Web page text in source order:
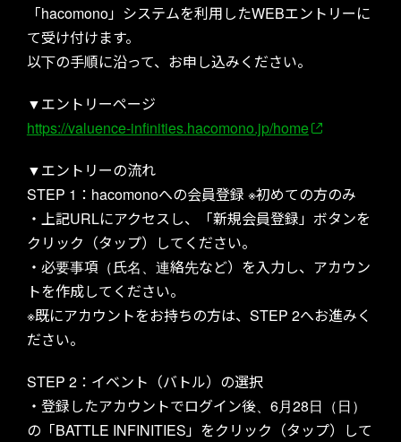
CONTACT
「hacomono」システムを利用したWEBエントリーに
て受け付けます。
以下の手順に沿って、お申し込みください。
▼エントリーページ
https://valuence-infinities.hacomono.jp/home
▼エントリーの流れ
STEP 1：hacomonoへの会員登録 ※初めての方のみ
・上記URLにアクセスし、「新規会員登録」ボタンを
クリック（タップ）してください。
・必要事項（氏名、連絡先など）を入力し、アカウン
トを作成してください。
※既にアカウントをお持ちの方は、STEP 2へお進みく
ださい。
STEP 2：イベント（バトル）の選択
・登録したアカウントでログイン後、6月28日（日）
の「BATTLE INFINITIES」をクリック（タップ）して